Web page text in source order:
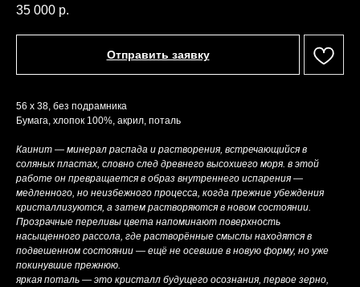
35 000 р.
Отправить заявку
56 х 38, без подрамника
Бумага, хлопок 100%, акрил, поталь
Каинит — минерал распада и растворения, встречающийся в
соляных пластах, словно след древнего высохшего моря. в этой
работе он превращается в образ внутреннего испарения —
медленного, но неизбежного процесса, когда прежние убеждения
кристаллизуются, а затем растворяются в новом состоянии.
Прозрачные переливы цвета напоминают поверхность
насыщенного рассола, где растворённые смыслы находятся в
подвешенном состоянии — ещё не осевшие в новую форму, но уже
покинувшие прежнюю.
яркая поталь — это кристалл будущего осознания, первое зерно,